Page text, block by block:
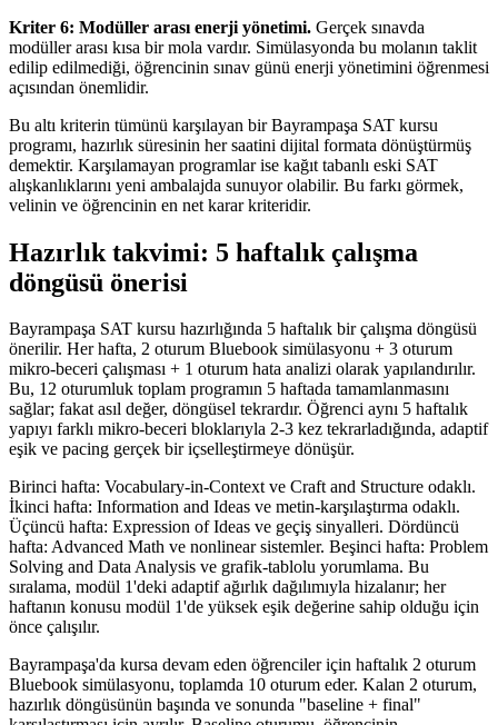
Kriter 6: Modüller arası enerji yönetimi. Gerçek sınavda
modüller arası kısa bir mola vardır. Simülasyonda bu molanın taklit
edilip edilmediği, öğrencinin sınav günü enerji yönetimini öğrenmesi
açısından önemlidir.
Bu altı kriterin tümünü karşılayan bir Bayrampaşa SAT kursu
programı, hazırlık süresinin her saatini dijital formata dönüştürmüş
demektir. Karşılamayan programlar ise kağıt tabanlı eski SAT
alışkanlıklarını yeni ambalajda sunuyor olabilir. Bu farkı görmek,
velinin ve öğrencinin en net karar kriteridir.
Hazırlık takvimi: 5 haftalık çalışma
döngüsü önerisi
Bayrampaşa SAT kursu hazırlığında 5 haftalık bir çalışma döngüsü
önerilir. Her hafta, 2 oturum Bluebook simülasyonu + 3 oturum
mikro-beceri çalışması + 1 oturum hata analizi olarak yapılandırılır.
Bu, 12 oturumluk toplam programın 5 haftada tamamlanmasını
sağlar; fakat asıl değer, döngüsel tekrardır. Öğrenci aynı 5 haftalık
yapıyı farklı mikro-beceri bloklarıyla 2-3 kez tekrarladığında, adaptif
eşik ve pacing gerçek bir içselleştirmeye dönüşür.
Birinci hafta: Vocabulary-in-Context ve Craft and Structure odaklı.
İkinci hafta: Information and Ideas ve metin-karşılaştırma odaklı.
Üçüncü hafta: Expression of Ideas ve geçiş sinyalleri. Dördüncü
hafta: Advanced Math ve nonlinear sistemler. Beşinci hafta: Problem
Solving and Data Analysis ve grafik-tablolu yorumlama. Bu
sıralama, modül 1'deki adaptif ağırlık dağılımıyla hizalanır; her
haftanın konusu modül 1'de yüksek eşik değerine sahip olduğu için
önce çalışılır.
Bayrampaşa'da kursa devam eden öğrenciler için haftalık 2 oturum
Bluebook simülasyonu, toplamda 10 oturum eder. Kalan 2 oturum,
hazırlık döngüsünün başında ve sonunda "baseline + final"